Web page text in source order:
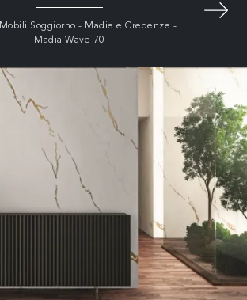
Mobili Soggiorno - Madie e Credenze -
Madia Wave 70